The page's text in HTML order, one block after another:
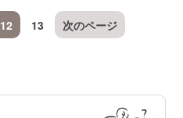
12 13 次のページ